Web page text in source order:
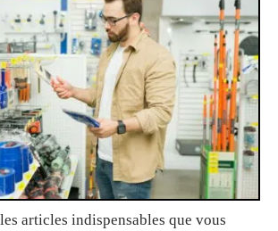
articles indispensables que vous